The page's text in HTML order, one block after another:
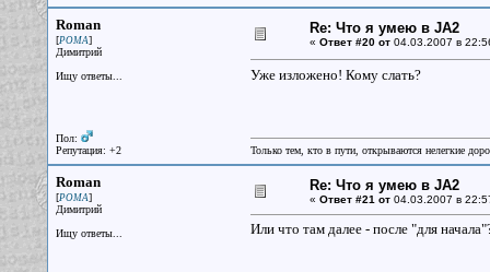
Roman
[РОМА]
Димитрий
Ищу ответы...
Пол:
Репутация: +2
Re: Что я умею в JA2
« Ответ #20 от04.03.2007 в
Уже изложено! Кому слать?
Только тем, кто в пути, открываются нелегкие
Roman
[РОМА]
Димитрий
Ищу ответы...
Re: Что я умею в JA2
« Ответ #21 от04.03.2007 в
Или что там далее - после "для